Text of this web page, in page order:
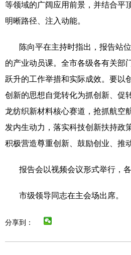
等领域的广阔应用前景，并结合平
明晰路径、注入动能。
陈向平在主持时指出，报告站
的产业动员课。全市各级各有关部
跃升的工作举措和实际成效。要以
创新的思想自觉转化为抓创新、促
龙纺织新材料核心赛道，抢抓航空
发内生动力，落实科技创新扶持政
积极营造尊重创新、鼓励创业、推
报告会以视频会议形式举行，
市级领导同志在主会场出席。
分享到：